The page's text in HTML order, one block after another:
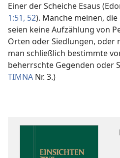
Einer der Scheiche Esaus
1:51, 52). Manche meinen,
seien keine Aufzählung von
Orten oder Siedlungen, oder
man schließlich bestimmte
beherrschte Gegenden oder
TIMNA Nr. 3.)